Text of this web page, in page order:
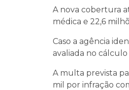
A nova cobertura
médica e 22,6
Caso a agência
avaliada no
A multa prevista
mil por infração